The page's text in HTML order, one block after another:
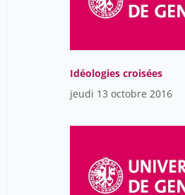
Idéologies croisées
jeudi 13 octobre 2016